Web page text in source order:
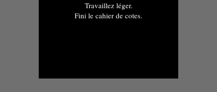
Travaillez léger.
Fini le cahier de cotes.